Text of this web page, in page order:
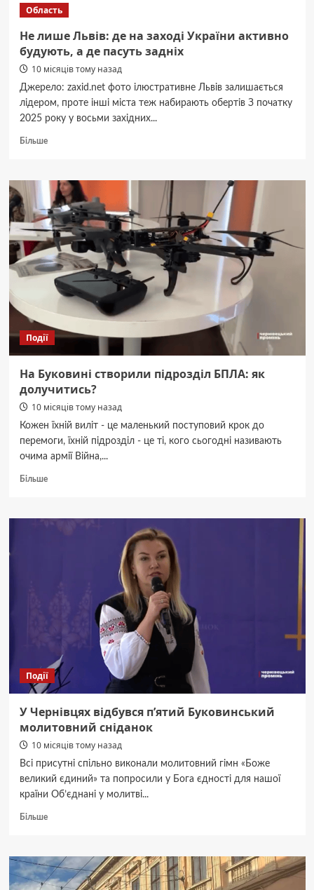
антидроновий
топ-
розробки
Favbet
оборони
України
Область
Не лише Львів: де на заході України активно
будують, а де пасуть задніх
10 місяців тому назад
Джерело: zaxid.net фото ілюстративне Львів залишається
лідером, проте інші міста теж набирають обертів З початку
2025 року у восьми західних...
БільшеДокладніше
лише
Львів:
де
на
заході
України
активно
будують,
пасуть
задніх
Події
На Буковині створили підрозділ БПЛА: як
долучитись?
10 місяців тому назад
Кожен їхній виліт - це маленький поступовий крок до
перемоги, їхній підрозділ - це ті, кого сьогодні називають
очима армії Війна,...
БільшеДокладніше
Буковині
створили
долучитись?
Події
У Чернівцях відбувся п’ятий Буковинський
молитовний сніданок
10 місяців тому назад
Всі присутні спільно виконали молитовний гімн «Боже
великий єдиний» та попросили у Бога єдності для нашої
країни Об’єднані у молитві...
БільшеДокладніше
Чернівцях
відбувся
п’ятий